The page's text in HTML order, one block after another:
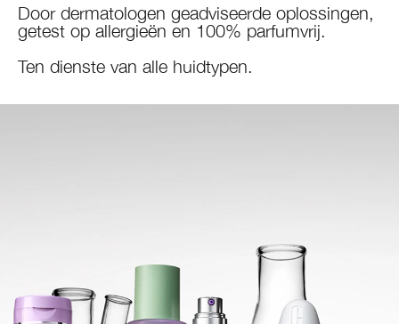
Door dermatologen geadviseerde oplossingen,
getest op allergieën en 100% parfumvrij.
Ten dienste van alle huidtypen.